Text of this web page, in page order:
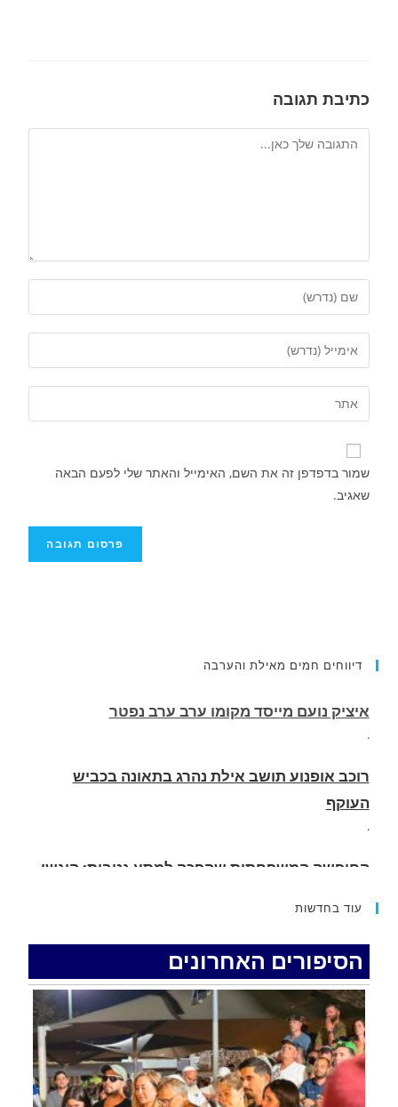
כתיבת תגובה
שמור בדפדפן זה את השם, האימייל והאתר שלי לפעם הבאה
שאגיב.
דיווחים חמים מאילת והערבה
רוכב אופנוע תושב אילת נהרג בתאונה בכביש
העוקף
החופשה המשפחתית שהפכה למסע גניבות: הוגשו
.
רכב התנגש במעקה בטיחות בכביש 90 בסמוך לעין
חצבה. פצועים
איציק נועם מייסד מקומו ערב ערב נפטר
עוד בחדשות
הסיפורים האחרונים